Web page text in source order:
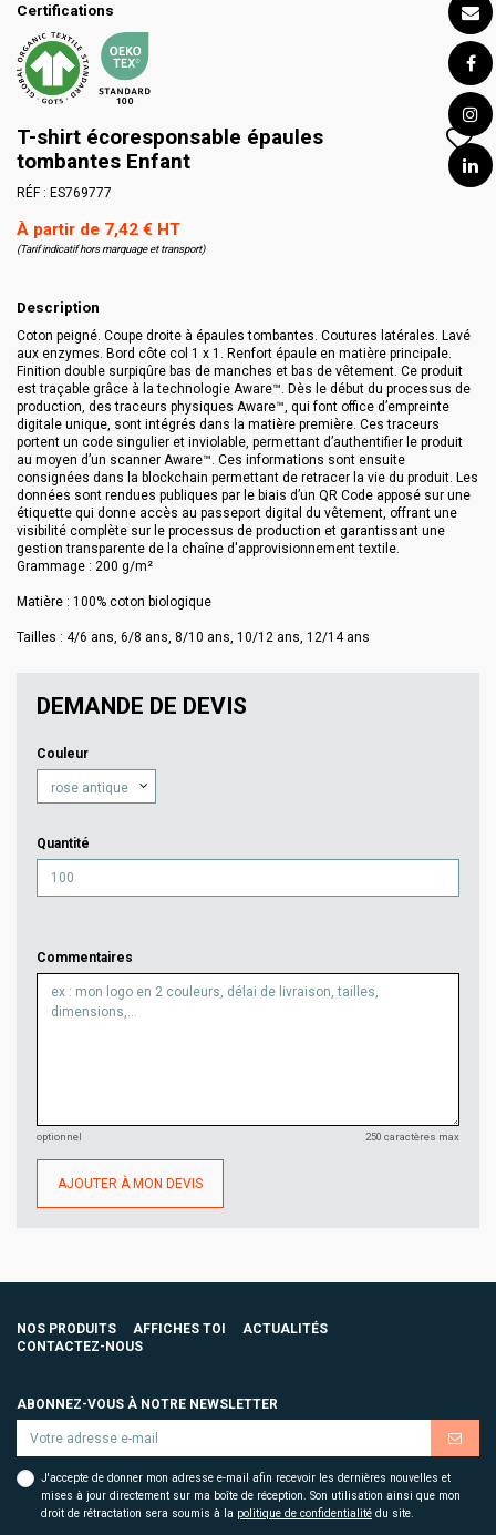
Certifications
T-shirt écoresponsable épaules
tombantes Enfant
RÉF : ES769777
À partir de 7,42 € HT
(Tarif indicatif hors marquage et transport)
Description
Coton peigné. Coupe droite à épaules tombantes. Coutures latérales. Lavé
aux enzymes. Bord côte col 1 x 1. Renfort épaule en matière principale.
Finition double surpiqûre bas de manches et bas de vêtement. Ce produit
est traçable grâce à la technologie Aware™. Dès le début du processus de
production, des traceurs physiques Aware™, qui font office d’empreinte
digitale unique, sont intégrés dans la matière première. Ces traceurs
portent un code singulier et inviolable, permettant d’authentifier le produit
au moyen d’un scanner Aware™. Ces informations sont ensuite
consignées dans la blockchain permettant de retracer la vie du produit. Les
données sont rendues publiques par le biais d’un QR Code apposé sur une
étiquette qui donne accès au passeport digital du vêtement, offrant une
visibilité complète sur le processus de production et garantissant une
gestion transparente de la chaîne d'approvisionnement textile.
Grammage : 200 g/m²
Matière : 100% coton biologique
Tailles : 4/6 ans, 6/8 ans, 8/10 ans, 10/12 ans, 12/14 ans
DEMANDE DE DEVIS
Couleur
Quantité
Commentaires
optionnel 250 caractères max
AJOUTER À MON DEVIS
NOS PRODUITS AFFICHES TOI
ACTUALITÉS
CONTACTEZ-NOUS
ABONNEZ-VOUS À NOTRE NEWSLETTER
J'accepte de donner mon adresse e-mail afin recevoir les dernières nouvelles et
mises à jour directement sur ma boîte de réception. Son utilisation ainsi que mon
droit de rétractation sera soumis à la politique de confidentialité du site.